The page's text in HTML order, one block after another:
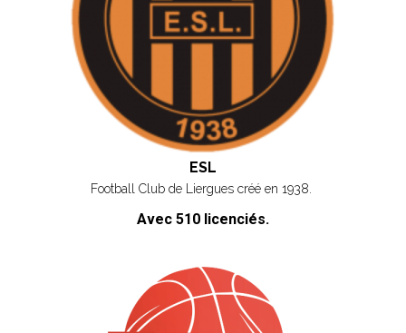
ESL
Football Club de Liergues créé en 1938.
Avec 510 licenciés.